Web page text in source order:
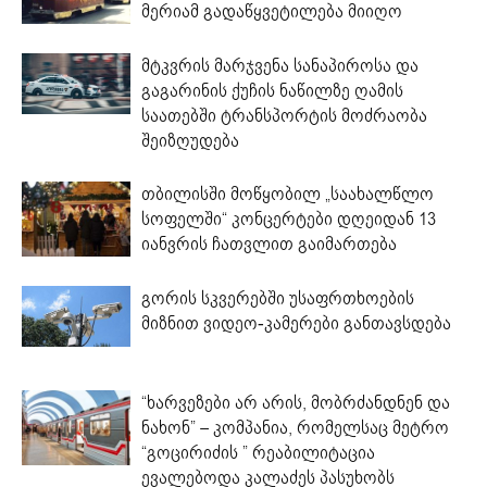
მერიამ გადაწყვეტილება მიიღო
მტკვრის მარჯვენა სანაპიროსა და
გაგარინის ქუჩის ნაწილზე ღამის
საათებში ტრანსპორტის მოძრაობა
შეიზღუდება
თბილისში მოწყობილ „საახალწლო
სოფელში“ კონცერტები დღეიდან 13
იანვრის ჩათვლით გაიმართება
გორის სკვერებში უსაფრთხოების
მიზნით ვიდეო-კამერები განთავსდება
“ხარვეზები არ არის, მობრძანდნენ და
ნახონ” – კომპანია, რომელსაც მეტრო
“გოცირიძის ” რეაბილიტაცია
ევალებოდა კალაძეს პასუხობს